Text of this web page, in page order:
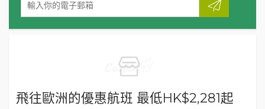
飛往歐洲的優惠航班 最低HK$2,281起